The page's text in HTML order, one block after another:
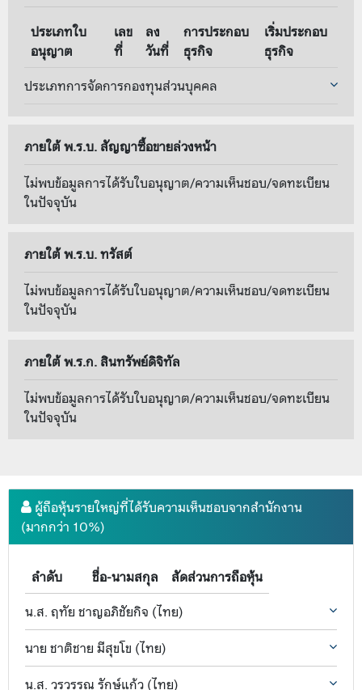
ประเภทใบ
อนุญาต
เลข
ที่
ลง
วันที่
การประกอบ
ธุรกิจ
เริ่มประกอบ
ธุรกิจ
ประเภทการจัดการกองทุนส่วนบุคคล
ภายใต้ พ.ร.บ. สัญญาซื้อขายล่วงหน้า
ไม่พบข้อมูลการได้รับใบอนุญาต/ความเห็นชอบ/จดทะเบียน
ในปัจจุบัน
ภายใต้ พ.ร.บ. ทรัสต์
ไม่พบข้อมูลการได้รับใบอนุญาต/ความเห็นชอบ/จดทะเบียน
ในปัจจุบัน
ภายใต้ พ.ร.ก. สินทรัพย์ดิจิทัล
ไม่พบข้อมูลการได้รับใบอนุญาต/ความเห็นชอบ/จดทะเบียน
ในปัจจุบัน
ผู้ถือหุ้นรายใหญ่ที่ได้รับความเห็นชอบจากสำนักงาน
(มากกว่า 10%)
ลำดับ ชื่อ-นามสกุล
สัดส่วนการถือหุ้น
น.ส. ฤทัย ชาญอภิชัยกิจ (ไทย)
นาย ชาติชาย มีสุขโข (ไทย)
น.ส. วรวรรณ รักษ์แก้ว (ไทย)